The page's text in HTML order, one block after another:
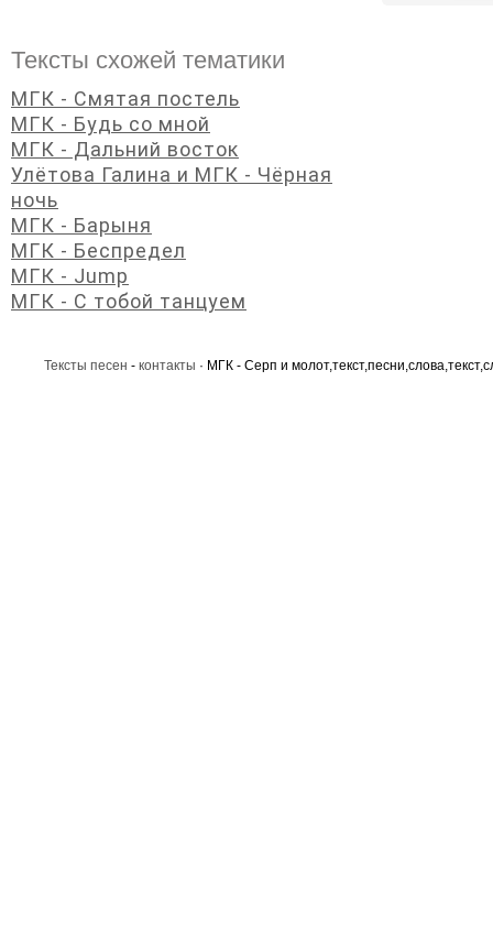
Тексты схожей тематики
МГК - Смятая постель
МГК - Будь со мной
МГК - Дальний восток
Улётова Галина и МГК - Чёрная
ночь
МГК - Барыня
МГК - Беспредел
МГК - Jump
МГК - С тобой танцуем
Тексты песен - контакты · МГК - Серп и